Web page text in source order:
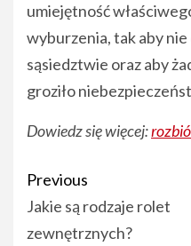
umiejętność
wyburzenia, tak aby nie
sąsiedztwie oraz aby
groziło
Dowiedz się więcej:
Post
navigation
Previous
Jakie są rodzaje rolet
zewnętrznych?